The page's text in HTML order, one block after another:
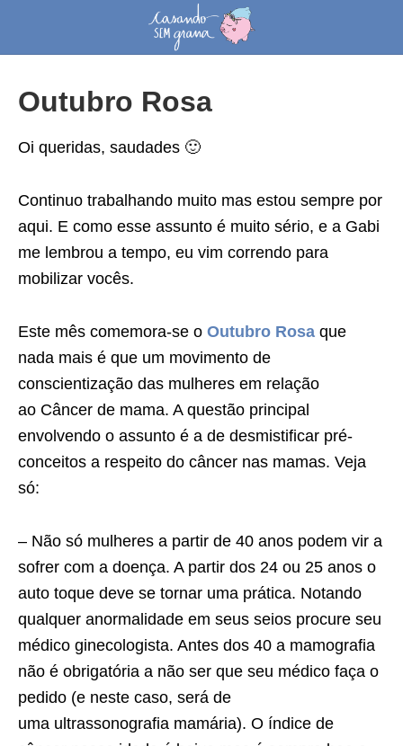
Outubro Rosa
Oi queridas, saudades 🙂
Continuo trabalhando muito mas estou sempre por
aqui. E como esse assunto é muito sério, e a Gabi
me lembrou a tempo, eu vim correndo para
mobilizar vocês.
Este mês comemora-se o Outubro Rosa que
nada mais é que um movimento de
conscientização das mulheres em relação
ao Câncer de mama. A questão principal
envolvendo o assunto é a de desmistificar pré-
conceitos a respeito do câncer nas mamas. Veja
só:
– Não só mulheres a partir de 40 anos podem vir a
sofrer com a doença. A partir dos 24 ou 25 anos o
auto toque deve se tornar uma prática. Notando
qualquer anormalidade em seus seios procure seu
médico ginecologista. Antes dos 40 a mamografia
não é obrigatória a não ser que seu médico faça o
pedido (e neste caso, será de
uma ultrassonografia mamária). O índice de